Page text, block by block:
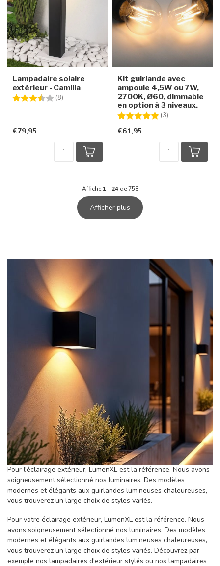
Lampadaire solaire
extérieur - Camilia
Note:
(8)
€79,95
Kit guirlande avec
ampoule 4,5W ou 7W,
2700K, Ø60, dimmable
en option à 3 niveaux.
Note:
(3)
€61,95
Affiche 1- 24de 758
Afficher plus
Pour l'éclairage extérieur, LumenXL est la référence. Nous avons
soigneusement sélectionné nos luminaires. Des modèles
modernes et élégants aux guirlandes lumineuses chaleureuses,
vous trouverez un large choix de styles variés.
Pour votre éclairage extérieur, LumenXL est la référence. Nous
avons soigneusement sélectionné nos luminaires. Des modèles
modernes et élégants aux guirlandes lumineuses chaleureuses,
vous trouverez un large choix de styles variés. Découvrez par
exemple nos lampadaires d'extérieur stylés ou nos lampadaires